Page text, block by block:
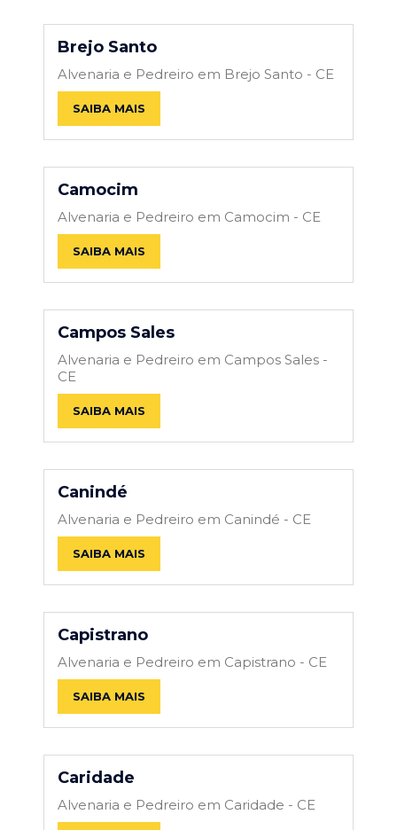
Brejo Santo
Alvenaria e Pedreiro em Brejo Santo - CE
SAIBA MAIS
Camocim
Alvenaria e Pedreiro em Camocim - CE
SAIBA MAIS
Campos Sales
Alvenaria e Pedreiro em Campos Sales -
CE
SAIBA MAIS
Canindé
Alvenaria e Pedreiro em Canindé - CE
SAIBA MAIS
Capistrano
Alvenaria e Pedreiro em Capistrano - CE
SAIBA MAIS
Caridade
Alvenaria e Pedreiro em Caridade - CE